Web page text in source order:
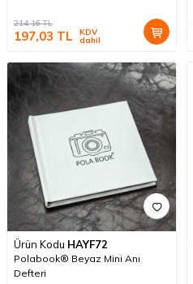
214,16TL
197,03 TL KDV
dahil
Ürün Kodu HAYF72
Polabook® Beyaz Mini Anı
Defteri